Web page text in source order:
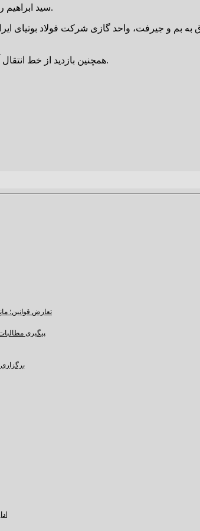
سید ابراهیم رئیسی، رئیس‌جمهور برای افتتاح چندین طرح در شرق استان کرمان وارد بم شد.
همچنین بازدید از خط انتقال آب به رفسنجان دیگر برنامه‌های آیت‌الله رئیسی در سفر به استان کرمان است.
تعارض قوانین؛
پیگیری